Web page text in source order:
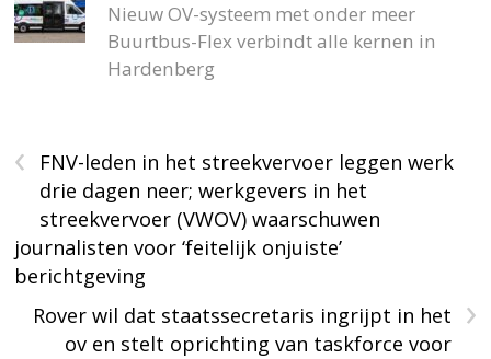
Nieuw OV-systeem met onder meer
Buurtbus-Flex verbindt alle kernen in
Hardenberg
‹
FNV-leden in het streekvervoer leggen werk
drie dagen neer; werkgevers in het
streekvervoer (VWOV) waarschuwen
journalisten voor ‘feitelijk onjuiste’
berichtgeving
›
Rover wil dat staatssecretaris ingrijpt in het
ov en stelt oprichting van taskforce voor